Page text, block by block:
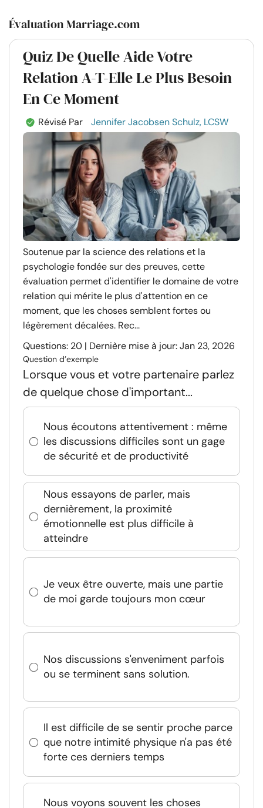
Évaluation Marriage.com
Quiz De Quelle Aide Votre
Relation A-T-Elle Le Plus Besoin
En Ce Moment
Révisé Par Jennifer Jacobsen Schulz, LCSW
Soutenue par la science des relations et la
psychologie fondée sur des preuves, cette
évaluation permet d'identifier le domaine de votre
relation qui mérite le plus d'attention en ce
moment, que les choses semblent fortes ou
légèrement décalées. Rec...
Questions: 20 | Dernière mise à jour: Jan 23, 2026
Question d’exemple
Lorsque vous et votre partenaire parlez
de quelque chose d'important...
Nous écoutons attentivement : même
les discussions difficiles sont un gage
de sécurité et de productivité
Nous essayons de parler, mais
dernièrement, la proximité
émotionnelle est plus difficile à
atteindre
Je veux être ouverte, mais une partie
de moi garde toujours mon cœur
Nos discussions s'enveniment parfois
ou se terminent sans solution.
Il est difficile de se sentir proche parce
que notre intimité physique n'a pas été
forte ces derniers temps
Nous voyons souvent les choses